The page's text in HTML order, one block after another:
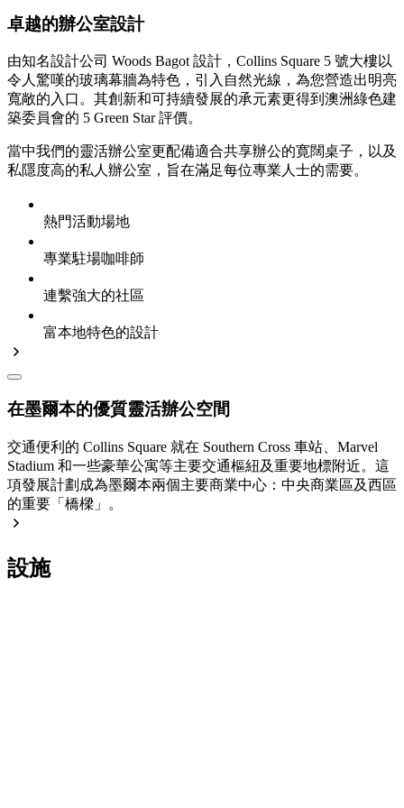
卓越的辦公室設計
由知名設計公司 Woods Bagot 設計，Collins Square 5 號大樓以
令人驚嘆的玻璃幕牆為特色，引入自然光線，為您營造出明亮
寬敞的入口。其創新和可持續發展的承元素更得到澳洲綠色建
築委員會的 5 Green Star 評價。
當中我們的靈活辦公室更配備適合共享辦公的寛闊桌子，以及
私隱度高的私人辦公室，旨在滿足每位專業人士的需要。
熱門活動場地
專業駐場咖啡師
連繫強大的社區
富本地特色的設計
在墨爾本的優質靈活辦公空間
交通便利的 Collins Square 就在 Southern Cross 車站、Marvel
Stadium 和一些豪華公寓等主要交通樞紐及重要地標附近。這
項發展計劃成為墨爾本兩個主要商業中心：中央商業區及西區
的重要「橋樑」。
設施